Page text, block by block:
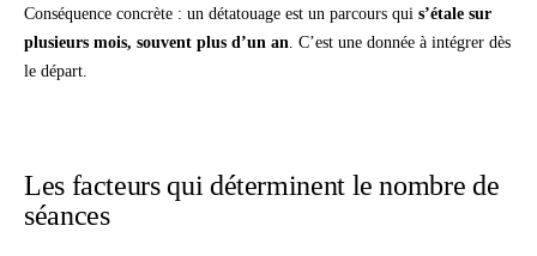
Conséquence concrète : un détatouage est un parcours qui s’étale sur
plusieurs mois, souvent plus d’un an . C’est une donnée à intégrer dès
le départ.
Les facteurs qui déterminent le nombre de
séances